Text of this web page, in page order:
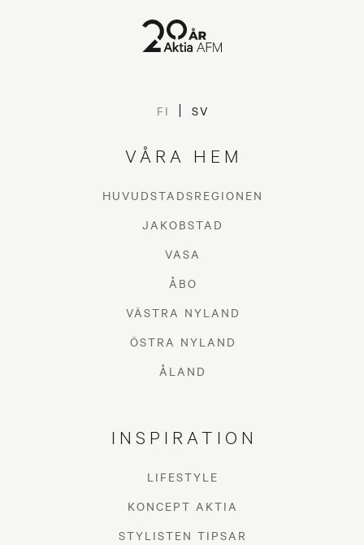
FI SV
VÅRA HEM
HUVUDSTADSREGIONEN
JAKOBSTAD
VASA
ÅBO
VÄSTRA NYLAND
ÖSTRA NYLAND
ÅLAND
INSPIRATION
LIFESTYLE
KONCEPT AKTIA
STYLISTEN TIPSAR